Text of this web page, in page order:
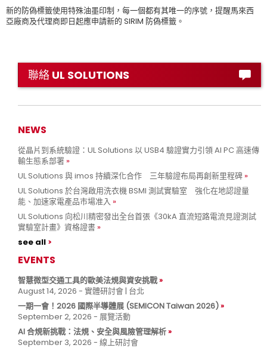
新的防偽標籤使用特殊油墨印制，每一個都有其唯一的序號，提醒馬來西
亞廠商及代理商即日起應申請新的 SIRIM 防偽標籤。
聯絡 UL SOLUTIONS
NEWS
從晶片到系統驗證：UL Solutions 以 USB4 驗證實力引領 AI PC 高速傳
輸生態系部署
UL Solutions 與 imos 持續深化合作 三年驗證布局再創新里程碑
UL Solutions 於台灣啟用洗衣機 BSMI 測試實驗室 強化在地認證量
能、加速家電產品市場准入
UL Solutions 向松川精密發出全台首張《30kA 直流短路電流見證測試
實驗室計畫》資格證書
see all
EVENTS
智慧微型交通工具的歐美法規與資安挑戰
August 14, 2026 - 實體研討會 | 台北
一期一會！2026 國際半導體展 (SEMICON Taiwan 2026)
September 2, 2026 - 展覽活動
AI 合規新挑戰：法規、安全與風險管理解析
September 3, 2026 - 線上研討會